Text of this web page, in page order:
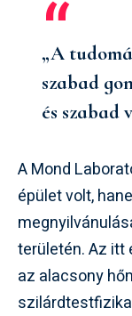
„A
szabad
és szabad
A Mond
épület volt,
területén. Az itt
az alacsony